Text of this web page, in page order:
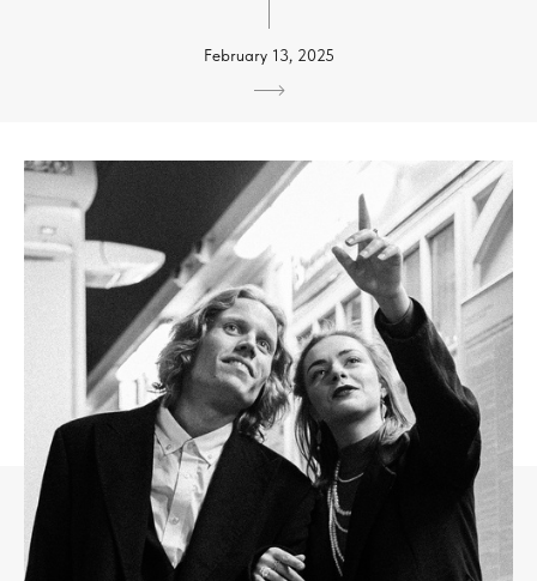
February 13, 2025